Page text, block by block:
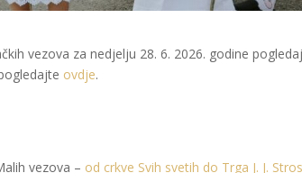
vezova za nedjelju 28. 6. 2026. godine
ovdje.
vezova – od crkve Svih svetih do Trga J. J.